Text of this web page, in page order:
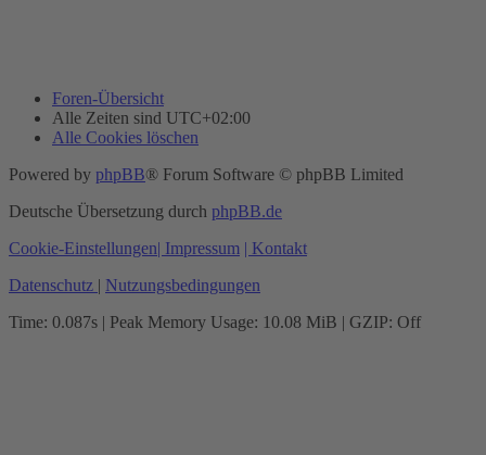
Foren-Übersicht
Alle Zeiten sind UTC+02:00
Alle Cookies löschen
Powered by phpBB® Forum Software © phpBB Limited
Deutsche Übersetzung durch phpBB.de
Cookie-Einstellungen| Impressum | Kontakt
Datenschutz | Nutzungsbedingungen
Time: 0.087s | Peak Memory Usage: 10.08 MiB | GZIP: Off